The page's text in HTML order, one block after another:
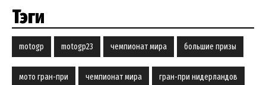
Тэги
motogp motogp23 чемпионат мира большие призы
мото гран-при чемпионат мира гран-при нидерландов